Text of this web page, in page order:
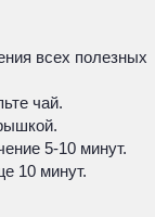
всех полезных
чай.
5-10 минут.
10 минут.